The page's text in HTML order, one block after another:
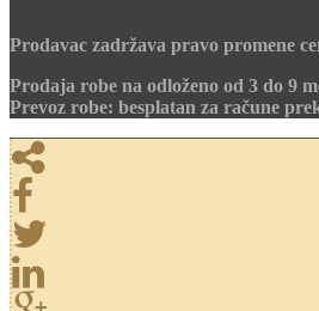
Prodavac zadržava pravo promene
Prodaja robe na odloženo od 3 do 9
Prevoz robe: besplatan za račune